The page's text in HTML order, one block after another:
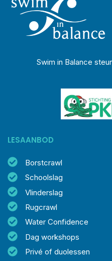
Swim in Balance
LESAANBOD
Borstcrawl
Schoolslag
Vlinderslag
Rugcrawl
Water Confidence
Dag workshops
Privé of duolessen